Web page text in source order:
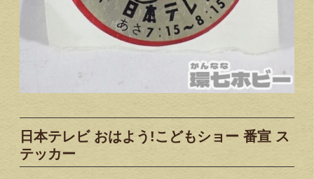
日本テレビ おはよう!こどもショー 番宣 ス
テッカー